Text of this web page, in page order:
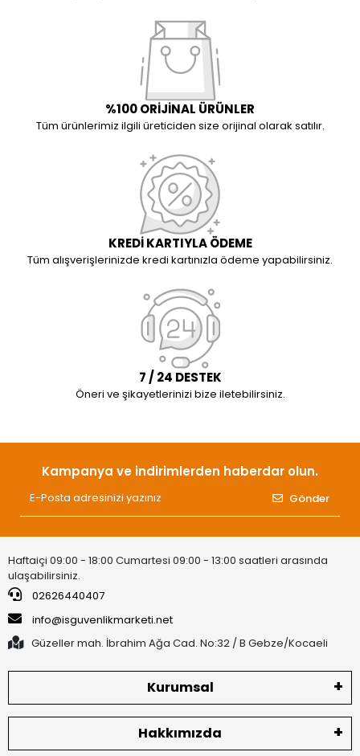
%100 ORİJİNAL ÜRÜNLER
Tüm ürünlerimiz ilgili üreticiden size orijinal olarak satılır.
KREDİ KARTIYLA ÖDEME
Tüm alışverişlerinizde kredi kartınızla ödeme yapabilirsiniz.
7 / 24 DESTEK
Öneri ve şikayetlerinizi bize iletebilirsiniz.
Kampanya ve indirimlerden haberdar olun.
Gönder
Haftaiçi 09:00 - 18:00 Cumartesi 09:00 - 13:00 saatleri arasında
ulaşabilirsiniz.
02626440407
info@isguvenlikmarketi.net
Güzeller mah. İbrahim Ağa Cad. No:32 / B Gebze/Kocaeli
Kurumsal
Hakkımızda